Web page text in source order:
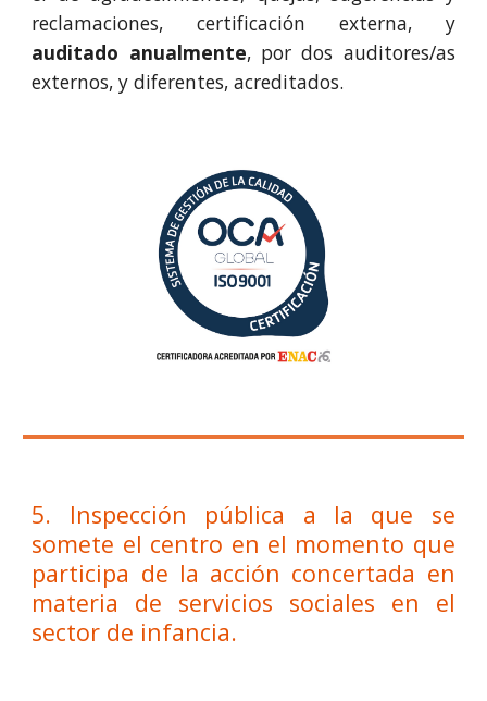
reclamaciones, certificación externa, y
auditado anualmente, por dos auditores/as
externos, y diferentes, acreditados.
5. Inspección pública a la que se
somete el centro en el momento que
participa de la acción concertada en
materia de servicios sociales en el
sector de infancia.